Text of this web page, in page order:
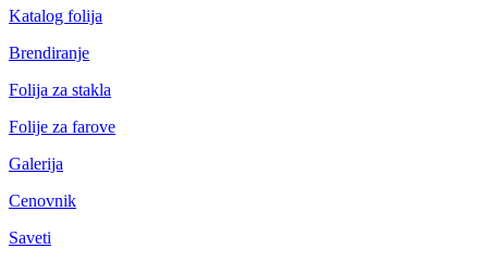
Katalog folija
Brendiranje
Folija za stakla
Folije za farove
Galerija
Cenovnik
Saveti